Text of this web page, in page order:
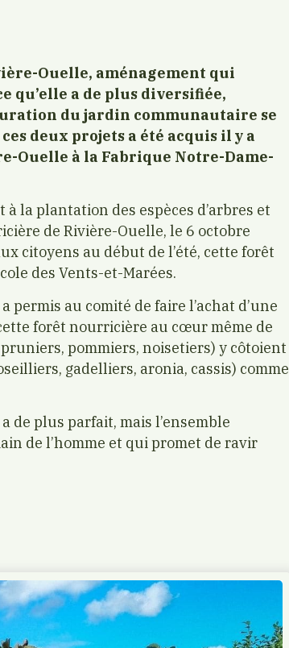
Ouelle, aménagement qui
qu’elle a de plus diversifiée,
du jardin communautaire se
deux projets a été acquis il y a
Ouelle à la Fabrique Notre-Dame-
la plantation des espèces d’arbres et
de Rivière-Ouelle, le 6 octobre
citoyens au début de l’été, cette forêt
des Vents-et-Marées.
permis au comité de faire l’achat d’une
forêt nourricière au cœur même de
pommiers, noisetiers) y côtoient
gadelliers, aronia, cassis) comme
de plus parfait, mais l’ensemble
de l’homme et qui promet de ravir